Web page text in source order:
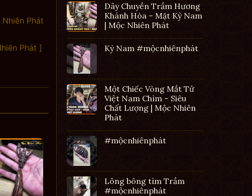
Phát
Phát ]
Dây Chuyền Trầm Hương
Khánh Hòa – Mặt Kỳ Nam
| Mộc Nhiên Phát
Kỳ Nam #mộcnhiênphát
Một Chiếc Vòng Mắt Tử
Việt Nam Chìm – Siêu
Chất Lượng | Mộc Nhiên
Phát
#mộcnhiênphát
Lông bông tìm Trầm
#mộcnhiênphát